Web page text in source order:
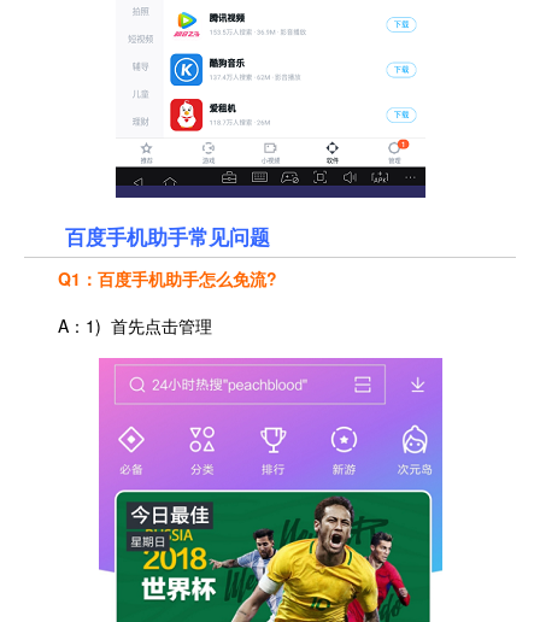
百度手机助手常见问题
Q1：百度手机助手怎么免流?
A：1) 首先点击管理